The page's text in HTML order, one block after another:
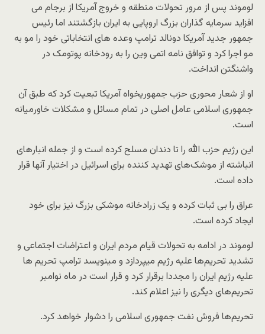
لوموند پس از مرور تحولات منطقه و خروج آمریکا از برجام می
افزاید سرمایه گذاران بزرگ اروپایی به ایران بازگشتند اما رئیس
جمهور جدید آمریکا دونالد ترامپ وعده های انتخاباتی خود را مو به
مو اجرا کرد و توافق نامه اتمی وین را به رودخانه پوتومک در
واشنگتن انداخت.
او از شعار محوری حزب جمهوریخواه آمریکا تبعیت کرد که طبق آن
جمهوری اسلامی عامل اصلی در تمام مسائل و مشکلات خاورمیانه
است.
این رژیم حزب الله را تا دندان مسلح کرده است و از جمله انبارهای
انباشته از موشک‌های تهدید کننده برای اسرائیل در اختیار آنها قرار
داده است.
عراق را بی ثبات کرده و یک زرادخانه موشکی بزرگ نیز برای خود
ایجاد کرده است.
لوموند در ادامه به تحولات قیام مردم ایران و اعتراضات اجتماعی و
تشدید تحریم‌ها علیه رژیم میپردازد و مینویسد ترامپ تحریم ها
علیه رژیم ایران را مجددا برقرار کرد و قرار است در ماه نوامبر
تحریم‌های دیگری را نیز اعلام کند.
تحریم‌ها فروش نفت جمهوری اسلامی را دشوار خواهد کرد.